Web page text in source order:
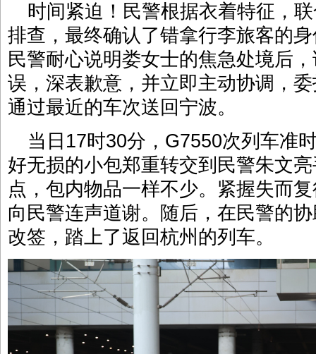
时间紧迫！民警根据衣着特征，
排查，最终确认了错拿行李旅客的
民警耐心说明娄女士的焦急处境后
误，深表歉意，并立即主动协调，
通过最近的车次送回宁波。
当日17时30分，G7550次列车准
好无损的小包郑重转交到民警朱文
点，包内物品一样不少。紧握失而
向民警连声道谢。随后，在民警的
改签，踏上了返回杭州的列车。